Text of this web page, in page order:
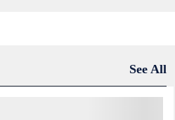
See All